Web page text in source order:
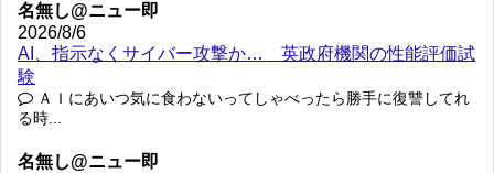
名無し@ニュー即
2026/8/6
AI、指示なくサイバー攻撃か… 英政府機関の性能評価試
験
ＡＩにあいつ気に食わないってしゃべったら勝手に復讐してれ
る時...
名無し@ニュー即